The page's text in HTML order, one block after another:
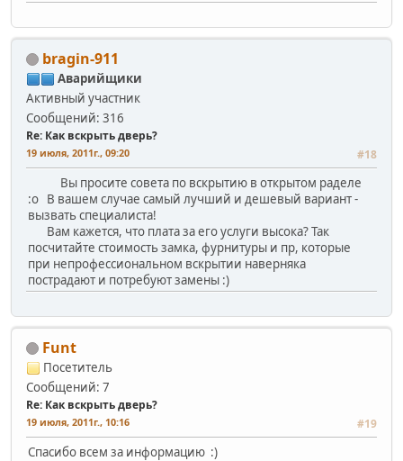
bragin-911
Аварийщики
Активный участник
Сообщений: 316
Re: Как вскрыть дверь?
19 июля, 2011г., 09:20 #18
Вы просите совета по вскрытию в открытом раделе
:o В вашем случае самый лучший и дешевый вариант -
вызвать специалиста!
Вам кажется, что плата за его услуги высока? Так
посчитайте стоимость замка, фурнитуры и пр, которые
при непрофессиональном вскрытии наверняка
пострадают и потребуют замены :)
Funt
Посетитель
Сообщений: 7
Re: Как вскрыть дверь?
19 июля, 2011г., 10:16 #19
Спасибо всем за информацию :)